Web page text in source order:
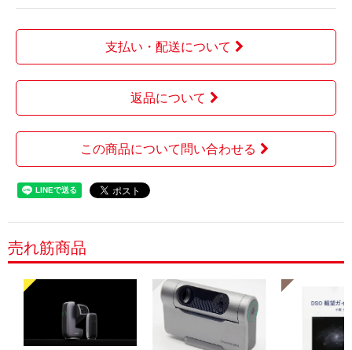
支払い・配送について
返品について
この商品について問い合わせる
売れ筋商品